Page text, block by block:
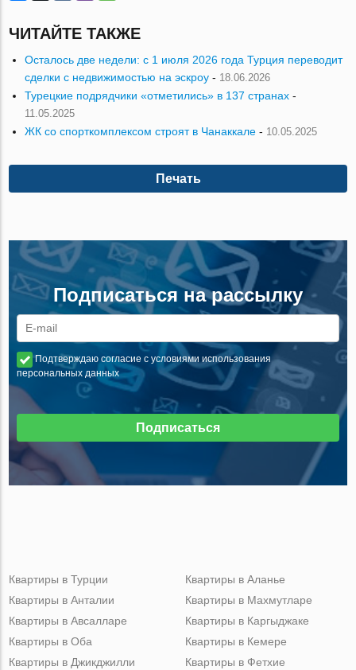
ЧИТАЙТЕ ТАКЖЕ
Осталось две недели: с 1 июля 2026 года Турция переводит
сделки с недвижимостью на эскроу - 18.06.2026
Турецкие подрядчики «отметились» в 137 странах -
11.05.2025
ЖК со спорткомплексом строят в Чанаккале - 10.05.2025
Печать
Подписаться на рассылку
Подтверждаю согласие с условиями использования
персональных данных
Подписаться
Квартиры в Турции
Квартиры в Анталии
Квартиры в Авсалларе
Квартиры в Оба
Квартиры в Джикджилли
Квартиры в Аланье
Квартиры в Махмутларе
Квартиры в Каргыджаке
Квартиры в Кемере
Квартиры в Фетхие